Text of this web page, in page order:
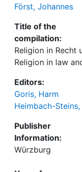
Först, Johannes
Title of the
compilation:
Religion in Recht
Religion in law
Editors:
Goris, Harm
Heimbach-
Publisher
Information:
Würzburg